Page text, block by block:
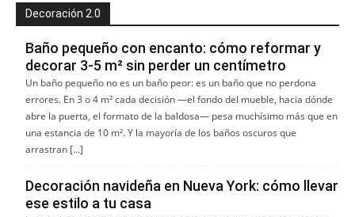
Decoración 2.0
Baño pequeño con encanto: cómo reformar y
decorar 3-5 m² sin perder un centímetro
Un baño pequeño no es un baño peor: es un baño que no perdona
errores. En 3 o 4 m² cada decisión —el fondo del mueble, hacia dónde
abre la puerta, el formato de la baldosa— pesa muchísimo más que en
una estancia de 10 m². Y la mayoría de los baños oscuros que
arrastran […]
Decoración navideña en Nueva York: cómo llevar
ese estilo a tu casa